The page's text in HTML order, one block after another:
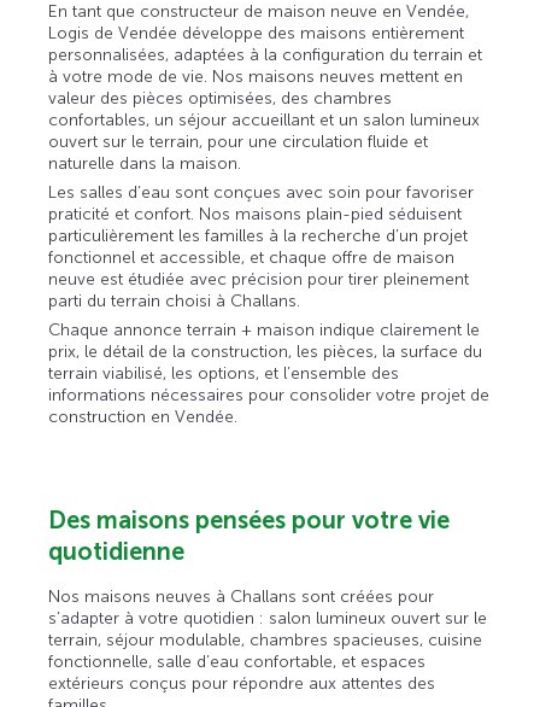
En tant que constructeur de maison neuve en Vendée,
Logis de Vendée développe des maisons entièrement
personnalisées, adaptées à la configuration du terrain et
à votre mode de vie. Nos maisons neuves mettent en
valeur des pièces optimisées, des chambres
confortables, un séjour accueillant et un salon lumineux
ouvert sur le terrain, pour une circulation fluide et
naturelle dans la maison.
Les salles d’eau sont conçues avec soin pour favoriser
praticité et confort. Nos maisons plain-pied séduisent
particulièrement les familles à la recherche d’un projet
fonctionnel et accessible, et chaque offre de maison
neuve est étudiée avec précision pour tirer pleinement
parti du terrain choisi à Challans.
Chaque annonce terrain + maison indique clairement le
prix, le détail de la construction, les pièces, la surface du
terrain viabilisé, les options, et l’ensemble des
informations nécessaires pour consolider votre projet de
construction en Vendée.
Des maisons pensées pour votre vie
quotidienne
Nos maisons neuves à Challans sont créées pour
s’adapter à votre quotidien : salon lumineux ouvert sur le
terrain, séjour modulable, chambres spacieuses, cuisine
fonctionnelle, salle d’eau confortable, et espaces
extérieurs conçus pour répondre aux attentes des